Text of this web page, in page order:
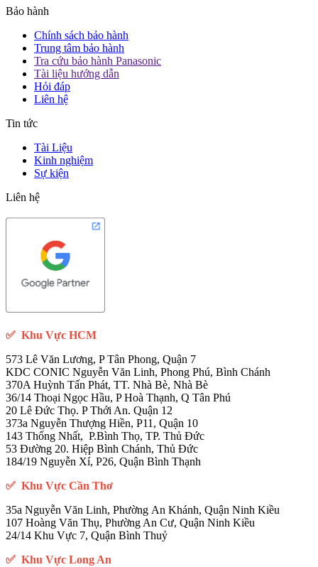
Bảo hành
Chính sách bảo hành
Trung tâm bảo hành
Tra cứu bảo hành Panasonic
Tài liệu hướng dẫn
Hỏi đáp
Liên hệ
Tin tức
Tài Liệu
Kinh nghiệm
Sự kiện
Liên hệ
✅ Khu Vực HCM
573 Lê Văn Lương, P Tân Phong, Quận 7
KDC CONIC Nguyễn Văn Linh, Phong Phú, Bình Chánh
370A Huỳnh Tấn Phát, TT. Nhà Bè, Nhà Bè
36/14 Thoại Ngọc Hầu, P Hoà Thạnh, Q Tân Phú
20 Lê Đức Thọ. P Thới An. Quận 12
373a Nguyễn Thượng Hiền, P11, Quận 10
143 Thống Nhất, P.Bình Thọ, TP. Thủ Đức
53 Đường 20. Hiệp Bình Chánh, Thủ Đức
184/19 Nguyễn Xí, P26, Quận Bình Thạnh
✅ Khu Vực Cần Thơ
35a Nguyễn Văn Linh, Phường An Khánh, Quận Ninh Kiều
107 Hoàng Văn Thụ, Phường An Cư, Quận Ninh Kiều
24/14 Khu Vực 7, Quận Bình Thuỷ
✅ Khu Vực Long An